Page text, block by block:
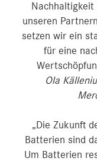
unseren
setzen wir ein
für eine
Ola
„Die Zukunft
Batterien sind
Um Batterien